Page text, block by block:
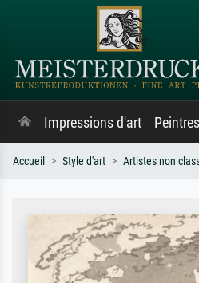
Impressions d'art Peintres
Accueil Style d'art Artistes non